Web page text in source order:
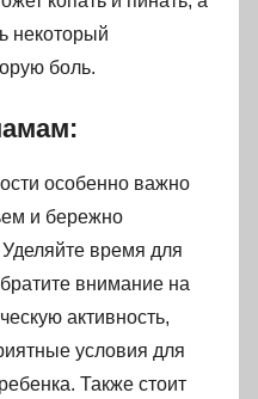
некоторый
боль.
особенно важно
и бережно
Уделяйте время для
внимание на
активность,
условия для
Также стоит